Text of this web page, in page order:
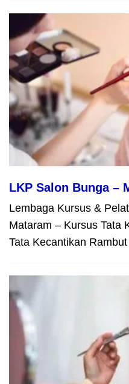
LKP Salon Bunga –
Lembaga Kursus &
Mataram – Kursus Tata
Tata Kecantikan